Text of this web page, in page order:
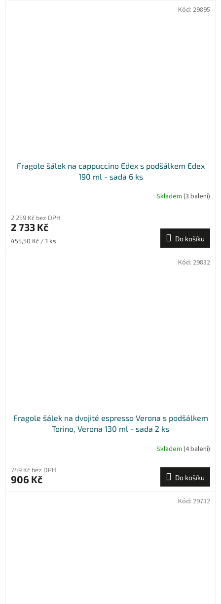
Fragole šálek na cappuccino Edex s podšálkem Edex
190 ml - sada 6 ks
Skladem (3 balení)
2 259 Kč bez DPH
2 733 Kč
Měrná
455,50 Kč / 1 ks Do košíku
Kód: 29895
Fragole šálek na dvojité espresso Verona s podšálkem
Torino, Verona 130 ml - sada 2 ks
Skladem (4 balení)
749 Kč bez DPH
906 Kč Do košíku
Kód: 29832
Kód: 29732